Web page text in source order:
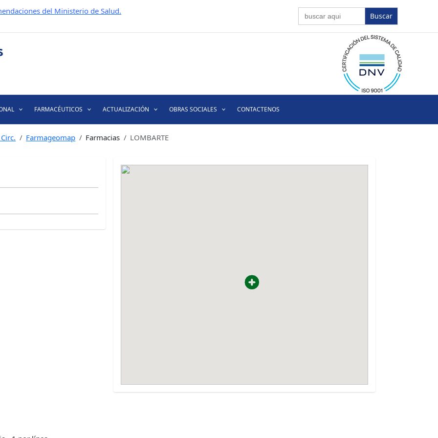
del Ministerio de Salud. Buscar:
FARMACÉUTICOS ACTUALIZACIÓN OBRAS SOCIALES CONTACTENOS
Farmageomap Farmacias LOMBARTE